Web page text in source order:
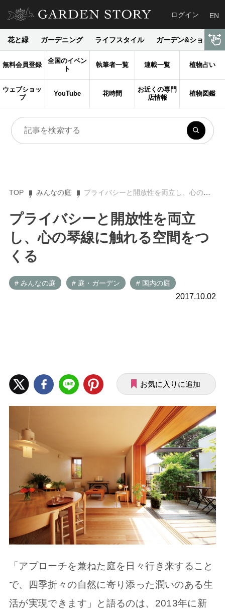
ログイン EN
花と緑 ガーデニング ライフスタイル ガーデン&ショップ
無料会員登録
全国のイベン
ト
執筆者一覧 連載一覧 植物占い
ウェブショッ
プ
YouTube 花時間
お近くの専門
店情報
植物図鑑
TOP みんなの庭 プライバシーと開放性を両立し、心の琴線に触れる空間をつくる
プライバシーと開放性を両立
し、心の琴線に触れる空間をつ
くる
# みんなの庭 # 庭・ガーデン # 国内の庭
2017.10.02
お気に入りに追加
「アプローチを兼ねた庭を日々行き来すること
で、四季折々の自然に寄り添った潤いのある生
活が実現できます」と語るのは、2013年に新